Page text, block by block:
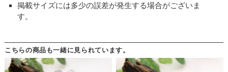
掲載サイズには多少の誤差が発生する場合がございま
す。
こちらの商品も一緒に見られています。